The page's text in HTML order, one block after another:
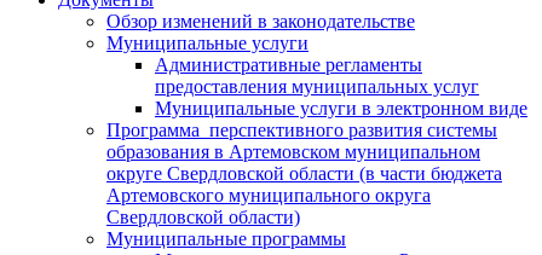
Обзор изменений в законодательстве
Муниципальные услуги
Административные регламенты
предоставления муниципальных услуг
Муниципальные услуги в электронном виде
Программа перспективного развития системы
образования в Артемовском муниципальном
округе Свердловской области (в части бюджета
Артемовского муниципального округа
Свердловской области)
Муниципальные программы